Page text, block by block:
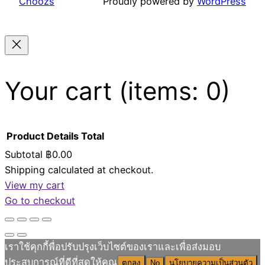
Your cart (items: 0)
Products
in
cart
Product Details Total
Subtotal ฿0.00
Shipping calculated at checkout.
View my cart
Go to checkout
เราใช้คุกกี้พื่อปรับปรุงเว็บไซต์ของเราและเพื่อส่งมอบ
ประสบการณ์ที่ดีที่สุดให้คุณ ตกลง No นโยบายความเป็นส่วนตัว